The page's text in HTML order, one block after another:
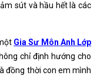
sút và hầu hết là các
Gia Sư Môn Anh Lớp
chỉ định hướng cho
đồng thời con em mình